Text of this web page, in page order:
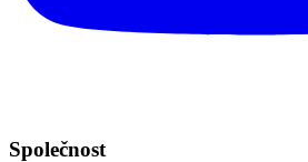
Společnost